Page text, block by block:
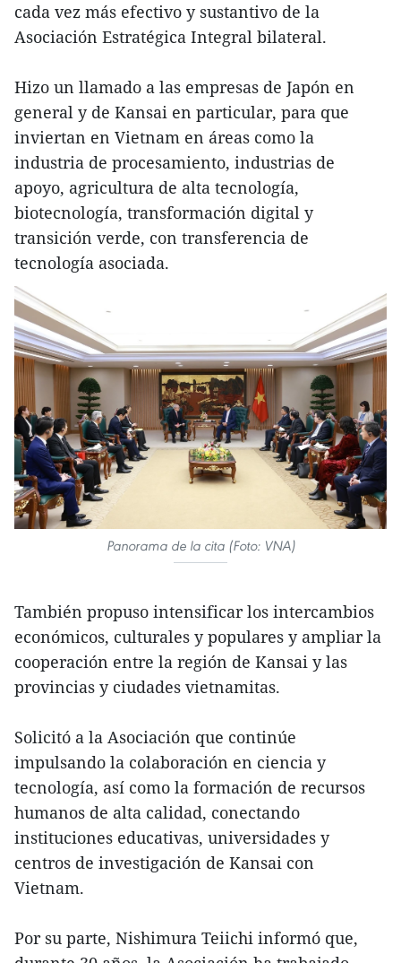
cada vez más efectivo y sustantivo de la
Asociación Estratégica Integral bilateral.
Hizo un llamado a las empresas de Japón en
general y de Kansai en particular, para que
inviertan en Vietnam en áreas como la
industria de procesamiento, industrias de
apoyo, agricultura de alta tecnología,
biotecnología, transformación digital y
transición verde, con transferencia de
tecnología asociada.
Panorama de la cita (Foto: VNA)
También propuso intensificar los intercambios
económicos, culturales y populares y ampliar la
cooperación entre la región de Kansai y las
provincias y ciudades vietnamitas.
Solicitó a la Asociación que continúe
impulsando la colaboración en ciencia y
tecnología, así como la formación de recursos
humanos de alta calidad, conectando
instituciones educativas, universidades y
centros de investigación de Kansai con
Vietnam.
Por su parte, Nishimura Teiichi informó que,